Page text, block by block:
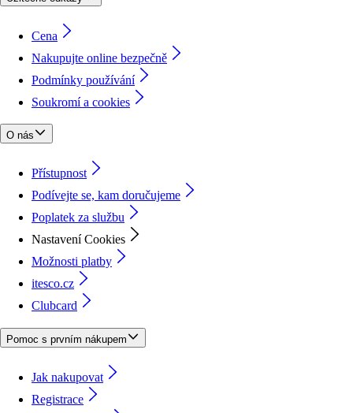
Cena
Nakupujte online bezpečně
Podmínky používání
Soukromí a cookies
O nás
Přístupnost
Podívejte se, kam doručujeme
Poplatek za službu
Nastavení Cookies
Možnosti platby
itesco.cz
Clubcard
Pomoc s prvním nákupem
Jak nakupovat
Registrace